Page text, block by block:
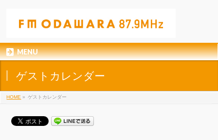
MENU
ゲストカレンダー
HOME » ゲストカレンダー